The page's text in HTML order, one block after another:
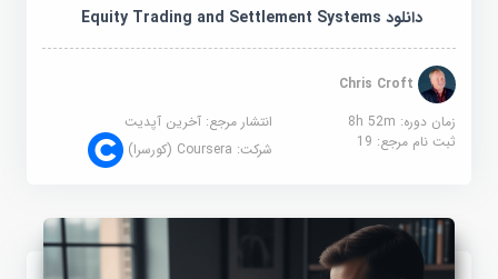
دانلود Equity Trading and Settlement Systems
Chris Croft
زمان دوره: 8h 52m
انتشار مرجع:آخرین آپدیت
ثبت نام مرجع:19 شرکت:Coursera (کورسرا)